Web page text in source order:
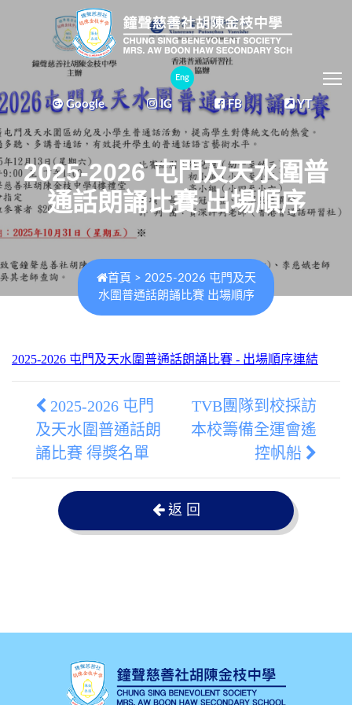
Eng
Google IG FB YT
2025-2026 屯門及天水圍普
通話朗誦比賽 出場順序
首頁 > 2025-2026 屯門及天
水圍普通話朗誦比賽 出場順序
2025-2026 屯門及天水圍普通話朗誦比賽 - 出場順序連結
2025-2026 屯門
及天水圍普通話朗
誦比賽 得獎名單
TVB團隊到校採訪
本校籌備全運會遙
控帆船
返 回